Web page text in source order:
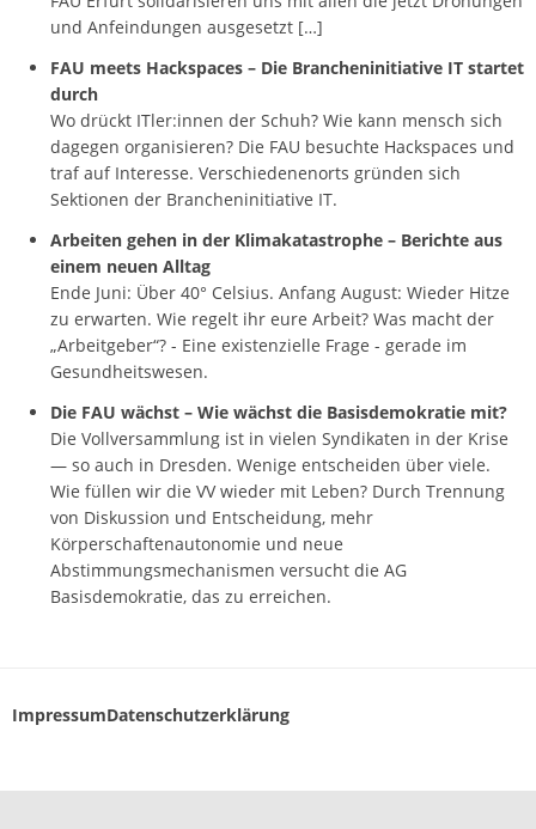
und Anfeindungen ausgesetzt […]
FAU meets Hackspaces – Die Brancheninitiative IT startet
durch
Wo drückt ITler:innen der Schuh? Wie kann mensch sich
dagegen organisieren? Die FAU besuchte Hackspaces und
traf auf Interesse. Verschiedenenorts gründen sich
Sektionen der Brancheninitiative IT.
Arbeiten gehen in der Klimakatastrophe – Berichte aus
einem neuen Alltag
Ende Juni: Über 40° Celsius. Anfang August: Wieder Hitze
zu erwarten. Wie regelt ihr eure Arbeit? Was macht der
„Arbeitgeber“? - Eine existenzielle Frage - gerade im
Gesundheitswesen.
Die FAU wächst – Wie wächst die Basisdemokratie mit?
Die Vollversammlung ist in vielen Syndikaten in der Krise
— so auch in Dresden. Wenige entscheiden über viele.
Wie füllen wir die VV wieder mit Leben? Durch Trennung
von Diskussion und Entscheidung, mehr
Körperschaftenautonomie und neue
Abstimmungsmechanismen versucht die AG
Basisdemokratie, das zu erreichen.
ImpressumDatenschutzerklärung